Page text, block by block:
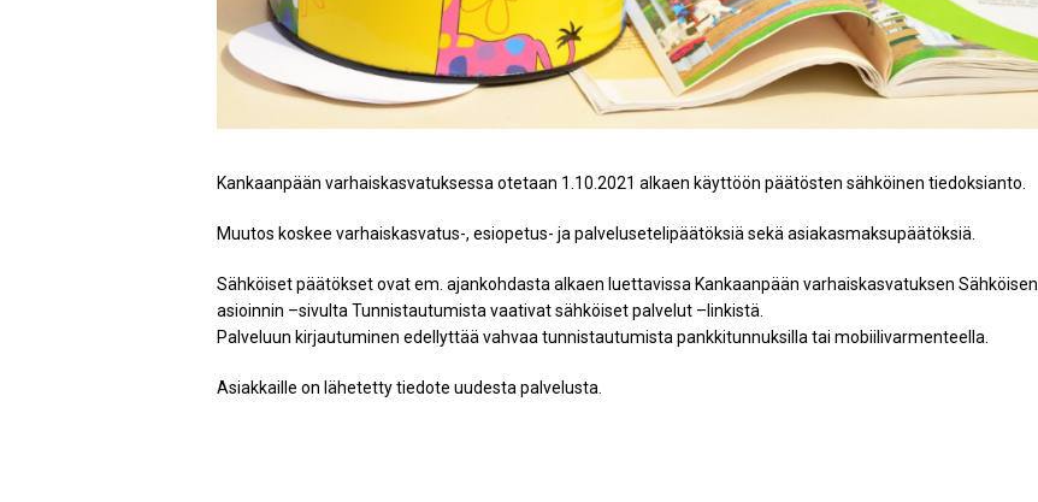
Kankaanpään varhaiskasvatuksessa otetaan 1.10.2021 alkaen käyttöön päätösten sähköinen tiedoksianto.
Muutos koskee varhaiskasvatus-, esiopetus- ja palvelusetelipäätöksiä sekä asiakasmaksupäätöksiä.
Sähköiset päätökset ovat em. ajankohdasta alkaen luettavissa Kankaanpään varhaiskasvatuksen Sähköisen
asioinnin –sivulta Tunnistautumista vaativat sähköiset palvelut –linkistä.
Palveluun kirjautuminen edellyttää vahvaa tunnistautumista pankkitunnuksilla tai mobiilivarmenteella.
Asiakkaille on lähetetty tiedote uudesta palvelusta.